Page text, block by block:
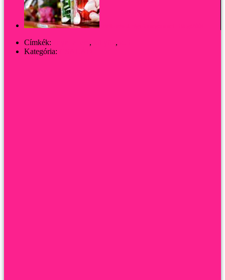
Címkék: , ,
Kategória: